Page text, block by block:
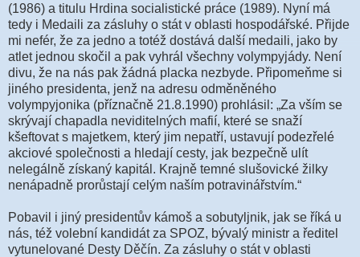
(1986) a titulu Hrdina socialistické práce (1989). Nyní má
tedy i Medaili za zásluhy o stát v oblasti hospodářské. Přijde
mi nefér, že za jedno a totéž dostává další medaili, jako by
atlet jednou skočil a pak vyhrál všechny volympyjády. Není
divu, že na nás pak žádná placka nezbyde. Připomeňme si
jiného presidenta, jenž na adresu odměněného
volympyjonika (příznačně 21.8.1990) prohlásil: „Za vším se
skrývají chapadla neviditelných mafií, které se snaží
kšeftovat s majetkem, který jim nepatří, ustavují podezřelé
akciové společnosti a hledají cesty, jak bezpečně ulít
nelegálně získaný kapitál. Krajně temné slušovické žilky
nenápadně prorůstají celým naším potravinářstvím.“
Pobavil i jiný presidentův kámoš a sobutyljnik, jak se říká u
nás, též volební kandidát za SPOZ, bývalý ministr a ředitel
vytunelované Desty Děčín. Za zásluhy o stát v oblasti